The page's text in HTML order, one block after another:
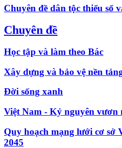
Chuyên đề dân tộc thiểu số
Chuyên đề
Học tập và làm theo Bác
Xây dựng và bảo vệ nền
Đời sống xanh
Việt Nam - Kỷ nguyên vươn
Quy hoạch mạng lưới cơ
2045